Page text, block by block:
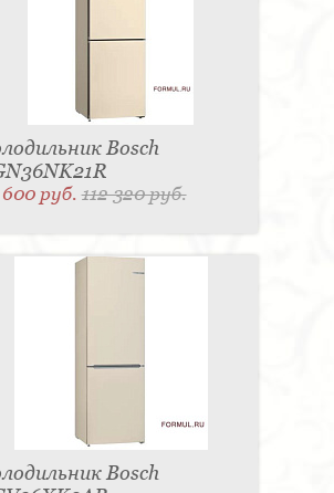
Bosch
600 руб.112 320 руб.
Bosch